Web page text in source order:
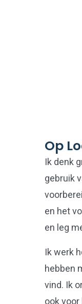
Op
Ik denk
gebruik
en het
en leg
Ik werk
hebben
vind. Ik
ook